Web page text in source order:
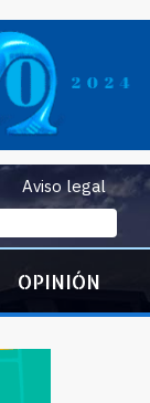
Aviso legal
OPINIÓN